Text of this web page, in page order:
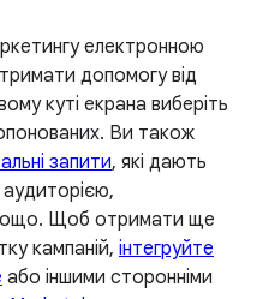
електронною
допомогу від
куті екрана виберіть
Ви також
запити, які дають
аудиторією,
Щоб отримати ще
кампаній, інтегруйте
або іншими сторонніми